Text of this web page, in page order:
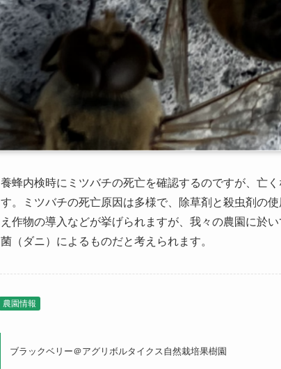
養蜂内検時にミツバチの死亡を確認するのですが、亡
す。ミツバチの死亡原因は多様で、除草剤と殺虫剤の
え作物の導入などが挙げられますが、我々の農園に於
菌（ダニ）によるものだと考えられます。
農園情報
ブラックベリー＠アグリボルタイクス自然栽培果樹園